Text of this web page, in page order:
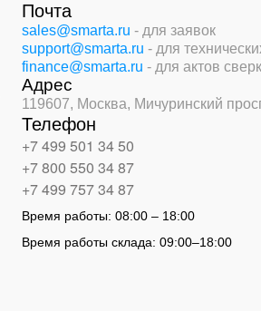
Почта
sales@smarta.ru - для заявок
support@smarta.ru - для
finance@smarta.ru - для актов
Адрес
119607, Москва, Мичуринский
Телефон
+7 499 501 34 50
+7 800 550 34 87
+7 499 757 34 87
Время работы:08:00 – 18:00
Время работы склада:09:00–18:00